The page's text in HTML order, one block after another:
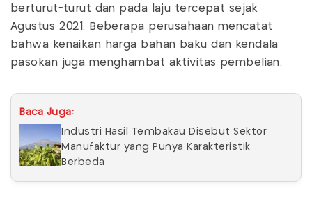
berturut-turut dan pada laju tercepat sejak
Agustus 2021. Beberapa perusahaan mencatat
bahwa kenaikan harga bahan baku dan kendala
pasokan juga menghambat aktivitas pembelian.
Baca Juga:
Industri Hasil Tembakau Disebut Sektor
Manufaktur yang Punya Karakteristik
Berbeda